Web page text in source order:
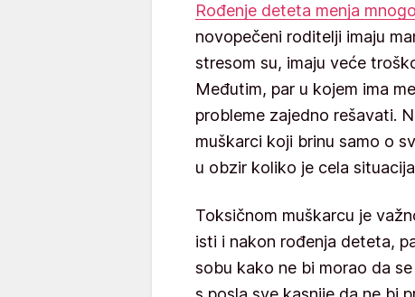
Rođenje deteta menja
novopečeni roditelji imaju
stresom su, imaju veće
Međutim, par u kojem ima
probleme zajedno rešavati.
muškarci koji brinu samo o
u obzir koliko je cela
Toksičnom muškarcu je
isti i nakon rođenja deteta,
sobu kako ne bi morao da